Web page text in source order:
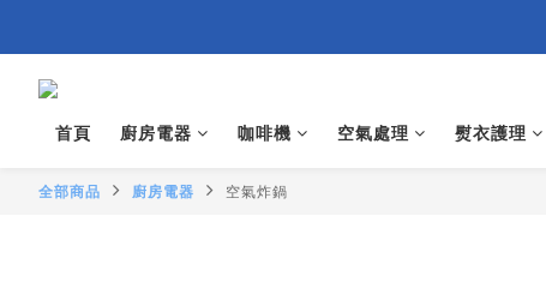
首頁 廚房電器 咖啡機 空氣處理 熨衣護理
全部商品 廚房電器 空氣炸鍋